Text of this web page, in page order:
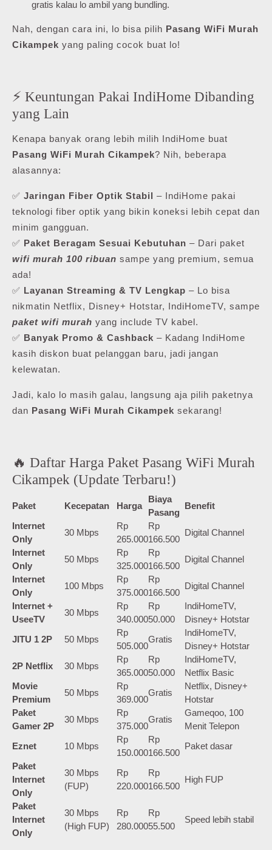
gratis kalau lo ambil yang bundling.
Nah, dengan cara ini, lo bisa pilih Pasang WiFi Murah
Cikampek yang paling cocok buat lo!
⚡ Keuntungan Pakai IndiHome Dibanding
yang Lain
Kenapa banyak orang lebih milih IndiHome buat
Pasang WiFi Murah Cikampek? Nih, beberapa
alasannya:
✅ Jaringan Fiber Optik Stabil – IndiHome pakai
teknologi fiber optik yang bikin koneksi lebih cepat dan
minim gangguan.
✅ Paket Beragam Sesuai Kebutuhan – Dari paket
wifi murah 100 ribuan sampe yang premium, semua
ada!
✅ Layanan Streaming & TV Lengkap – Lo bisa
nikmatin Netflix, Disney+ Hotstar, IndiHomeTV, sampe
paket wifi murah yang include TV kabel.
✅ Banyak Promo & Cashback – Kadang IndiHome
kasih diskon buat pelanggan baru, jadi jangan
kelewatan.
Jadi, kalo lo masih galau, langsung aja pilih paketnya
dan Pasang WiFi Murah Cikampek sekarang!
🔥 Daftar Harga Paket Pasang WiFi Murah
Cikampek (Update Terbaru!)
Paket Kecepatan Harga
Biaya
Pasang
Benefit
Internet
Only
30 Mbps
Rp
265.000
Rp
166.500
Digital Channel
Internet
Only
50 Mbps
Rp
325.000
Rp
166.500
Digital Channel
Internet
Only
100 Mbps
Rp
375.000
Rp
166.500
Digital Channel
Internet +
UseeTV
30 Mbps
Rp
340.000
Rp
50.000
IndiHomeTV,
Disney+ Hotstar
JITU 1 2P
50 Mbps
Rp
505.000
Gratis
IndiHomeTV,
Disney+ Hotstar
2P Netflix
30 Mbps
Rp
365.000
Rp
50.000
IndiHomeTV,
Netflix Basic
Movie
Premium
50 Mbps
Rp
369.000
Gratis
Netflix, Disney+
Hotstar
Paket
Gamer 2P
30 Mbps
Rp
375.000
Gratis
Gameqoo, 100
Menit Telepon
Eznet
10 Mbps
Rp
150.000
Rp
166.500
Paket dasar
Paket
Internet
Only
30 Mbps
(FUP)
Rp
220.000
Rp
166.500
High FUP
Paket
Internet
Only
30 Mbps
(High FUP)
Rp
280.000
Rp
55.500
Speed lebih stabil